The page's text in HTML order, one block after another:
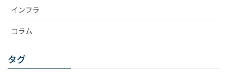
インフラ
コラム
タグ